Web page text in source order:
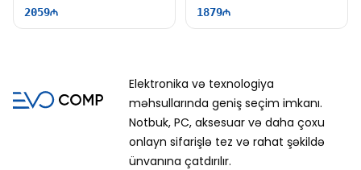
2059 1879
Elektronika və texnologiya
məhsullarında geniş seçim imkanı.
Notbuk, PC, aksesuar və daha çoxu
onlayn sifarişlə tez və rahat şəkildə
ünvanına çatdırılır.